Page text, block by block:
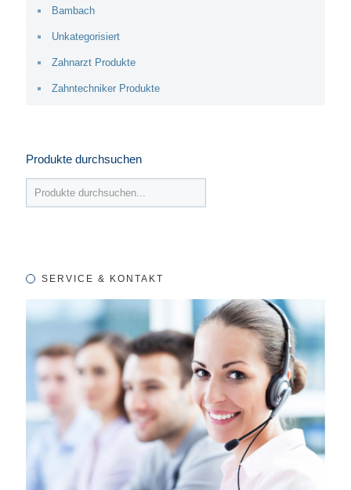
Bambach
Unkategorisiert
Zahnarzt Produkte
Zahntechniker Produkte
Produkte durchsuchen
SERVICE & KONTAKT